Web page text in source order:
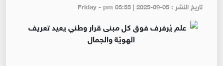
تاريخ النشر : Friday - pm 05:55 | 2025-09-05